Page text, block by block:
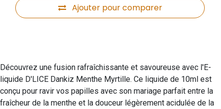
Ajouter pour comparer
Découvrez une fusion rafraîchissante et savoureuse avec l'E-
liquide D'LICE Dankiz Menthe Myrtille. Ce liquide de 10ml est
conçu pour ravir vos papilles avec son mariage parfait entre la
fraîcheur de la menthe et la douceur légèrement acidulée de la